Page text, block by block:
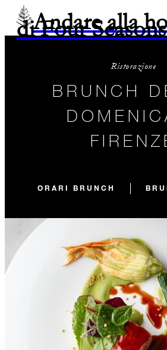
Andare alla
di Four Seasons
Ristorazione
BRUNCH
ORARI BRUNCH